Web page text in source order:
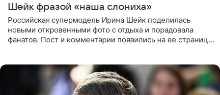
Шейк фразой «наша слониха»
Российская супермодель Ирина Шейк поделилась
новыми откровенными фото с отдыха и порадовала
фанатов. Пост и комментарии появились на ее странице